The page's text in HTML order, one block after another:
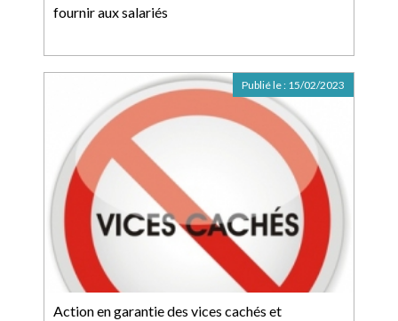
fournir aux salariés
Action en garantie des vices cachés et
Publié le : 15/02/2023